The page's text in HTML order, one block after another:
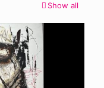
Show all